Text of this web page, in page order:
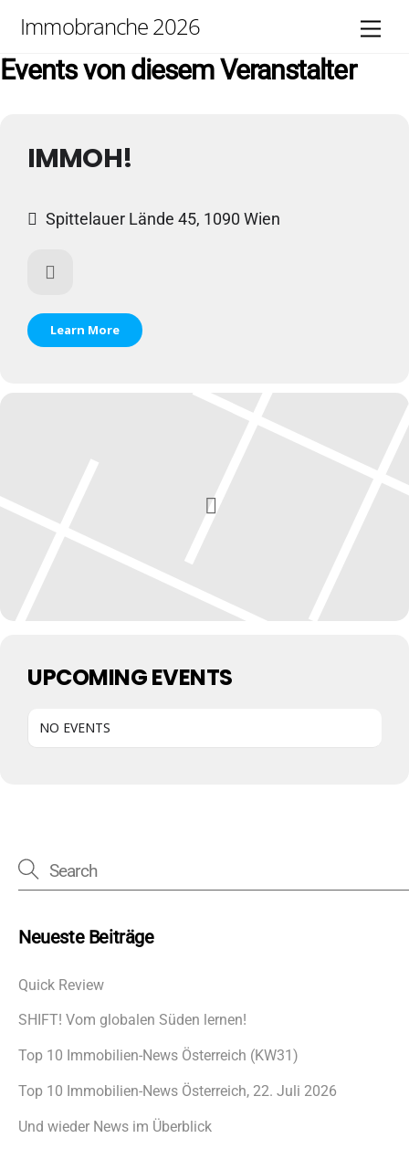
content
Immobranche 2026
Events von diesem Veranstalter
IMMOH!
Spittelauer Lände 45, 1090 Wien
Learn More
UPCOMING EVENTS
NO EVENTS
Neueste Beiträge
Quick Review
SHIFT! Vom globalen Süden lernen!
Top 10 Immobilien-News Österreich (KW31)
Top 10 Immobilien-News Österreich, 22. Juli 2026
Und wieder News im Überblick